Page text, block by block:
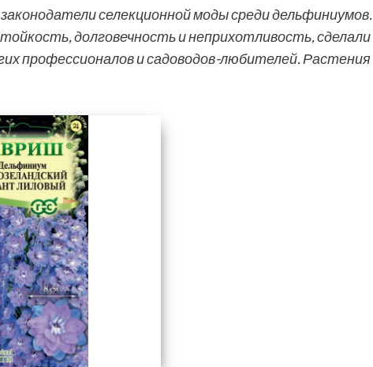
селекционной моды среди дельфиниумов.
долговечность и неприхотливость, сделали
профессионалов и садоводов-любителей. Растения